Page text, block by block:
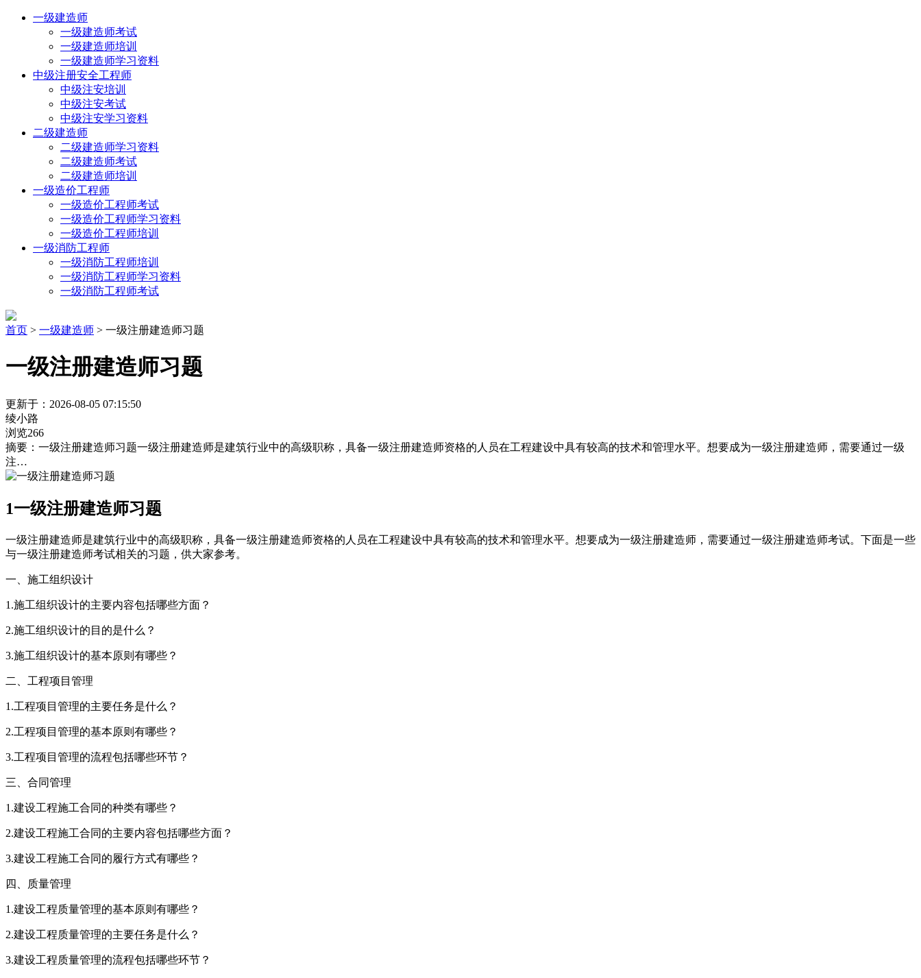
一级建造师
一级建造师考试
一级建造师培训
一级建造师学习资料
中级注册安全工程师
中级注安培训
中级注安考试
中级注安学习资料
二级建造师
二级建造师学习资料
二级建造师考试
二级建造师培训
一级造价工程师
一级造价工程师考试
一级造价工程师学习资料
一级造价工程师培训
一级消防工程师
一级消防工程师培训
一级消防工程师学习资料
一级消防工程师考试
首页 > 一级建造师 > 一级注册建造师习题
一级注册建造师习题
更新于：2026-08-05 07:15:50
绫小路
浏览266
摘要： 一级注册建造师习题一级注册建造师是建筑行业中的高级职称，具备一级注册建造师资格的人员在工程建设中具有较高的技术和管理水平。想要成为一级注册建造师，需要通过一级
注…
1一级注册建造师习题
一级注册建造师是建筑行业中的高级职称，具备一级注册建造师资格的人员在工程建设中具有较高的技术和管理水平。想要成为一级注册建造师，需要通过一级注册建造师考试。下面是一些
与一级注册建造师考试相关的习题，供大家参考。
一、施工组织设计
1.施工组织设计的主要内容包括哪些方面？
2.施工组织设计的目的是什么？
3.施工组织设计的基本原则有哪些？
二、工程项目管理
1.工程项目管理的主要任务是什么？
2.工程项目管理的基本原则有哪些？
3.工程项目管理的流程包括哪些环节？
三、合同管理
1.建设工程施工合同的种类有哪些？
2.建设工程施工合同的主要内容包括哪些方面？
3.建设工程施工合同的履行方式有哪些？
四、质量管理
1.建设工程质量管理的基本原则有哪些？
2.建设工程质量管理的主要任务是什么？
3.建设工程质量管理的流程包括哪些环节？